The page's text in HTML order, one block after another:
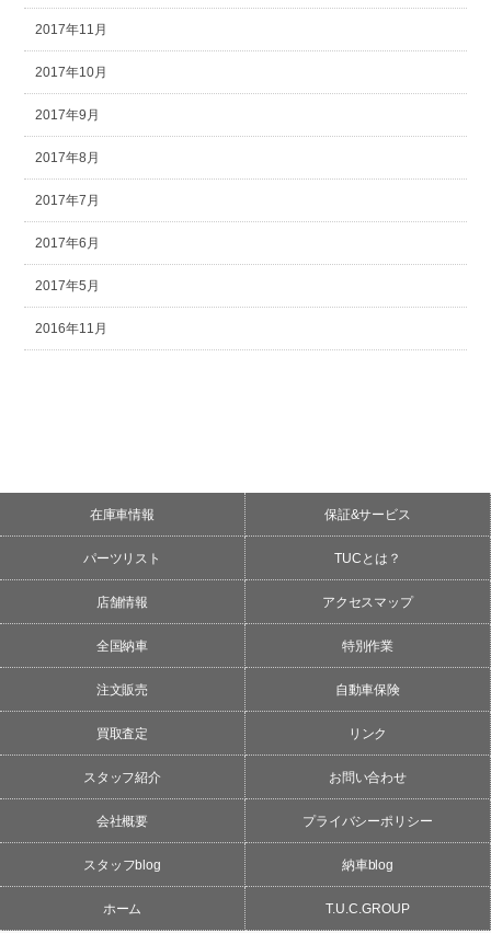
2017年11月
2017年10月
2017年9月
2017年8月
2017年7月
2017年6月
2017年5月
2016年11月
在庫車情報 保証&サービス
パーツリスト TUCとは？
店舗情報 アクセスマップ
全国納車 特別作業
注文販売 自動車保険
買取査定 リンク
スタッフ紹介 お問い合わせ
会社概要 プライバシーポリシー
スタッフblog 納車blog
ホーム T.U.C.GROUP